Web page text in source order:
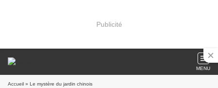
Publicité
MENU
Accueil » Le mystère du jardin chinois